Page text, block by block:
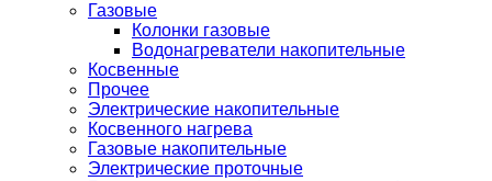
Газовые
Колонки газовые
Водонагреватели накопительные
Косвенные
Прочее
Электрические накопительные
Косвенного нагрева
Газовые накопительные
Электрические проточные